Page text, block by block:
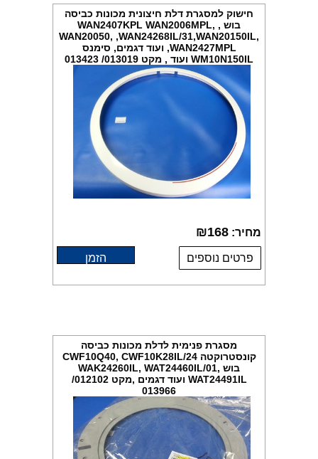
חישוק למסגרת דלת חיצונית מכונות כביסה
בוש , WAN2407KPL WAN2006MPL,
WAN20050, ,WAN24268IL/31,WAN20150IL,
WAN2427MPL, ועוד דגמים, סימנס
WM10N150IL ועוד , מקט 013019/ 013423
מחיר: ₪168
פרטים נוספים הזמן
מסגרת פנימית לדלת מכונות כביסה
קונסטרוקטה CWF10Q40, CWF10K28IL/24
בוש WAK24260IL, WAT24460IL/01,
WAT24491IL ועוד דגמים ,מקט 012102/
013966